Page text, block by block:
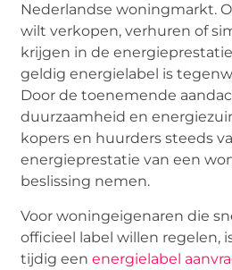
Nederlandse woningmarkt.
wilt verkopen, verhuren of
krijgen in de
geldig energielabel is
Door de toenemende
duurzaamheid en
kopers en huurders steeds
energieprestatie van een
beslissing nemen.
Voor woningeigenaren die
officieel label willen regelen,
tijdig eenenergielabel